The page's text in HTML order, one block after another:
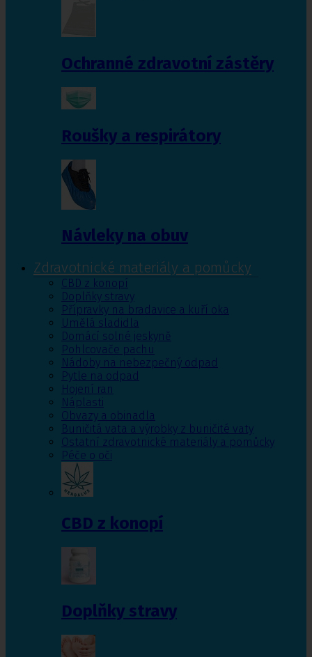
Ochranné zdravotní zástěry
Roušky a respirátory
Návleky na obuv
Zdravotnické materiály a pomůcky
CBD z konopí
Doplňky stravy
Přípravky na bradavice a kuří oka
Umělá sladidla
Domácí solné jeskyně
Pohlcovače pachu
Nádoby na nebezpečný odpad
Pytle na odpad
Hojení ran
Náplasti
Obvazy a obinadla
Buničitá vata a výrobky z buničité vaty
Ostatní zdravotnické materiály a pomůcky
Péče o oči
CBD z konopí
Doplňky stravy